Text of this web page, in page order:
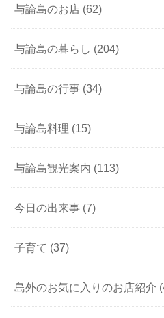
与論島のお店 (62)
与論島の暮らし (204)
与論島の行事 (34)
与論島料理 (15)
与論島観光案内 (113)
今日の出来事 (7)
子育て (37)
島外のお気に入りのお店紹介